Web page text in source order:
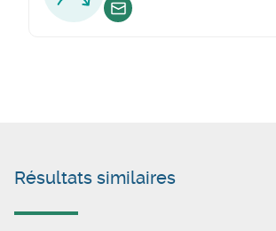
Envoyer un email
Résultats similaires